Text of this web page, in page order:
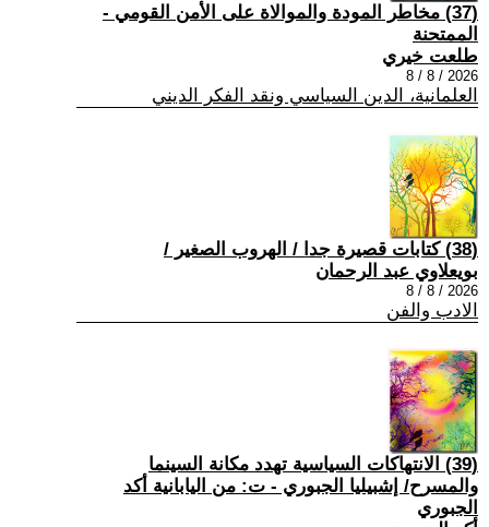
(37) مخاطر المودة والموالاة على الأمن القومي -
الممتحنة
طلعت خيري
2026 / 8 / 8
العلمانية، الدين السياسي ونقد الفكر الديني
(38) كتابات قصيرة جدا / الهروب الصغير /
بويعلاوي عبد الرحمان
2026 / 8 / 8
الادب والفن
(39) الانتهاكات السياسية تهدد مكانة السينما
والمسرح/ إشبيليا الجبوري - ت: من اليابانية أكد
الجبوري